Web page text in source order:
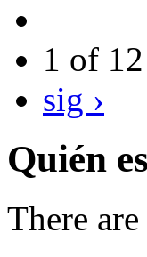
1 of 12
sig ›
Quién
There